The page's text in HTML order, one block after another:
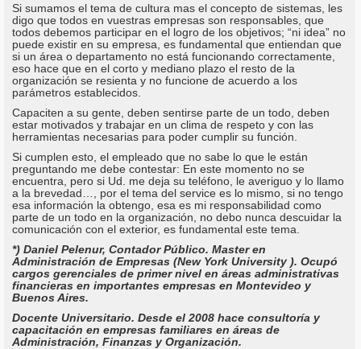
Si sumamos el tema de cultura mas el concepto de sistemas, les
digo que todos en vuestras empresas son responsables, que
todos debemos participar en el logro de los objetivos; “ni idea” no
puede existir en su empresa, es fundamental que entiendan que
si un área o departamento no está funcionando correctamente,
eso hace que en el corto y mediano plazo el resto de la
organización se resienta y no funcione de acuerdo a los
parámetros establecidos.
Capaciten a su gente, deben sentirse parte de un todo, deben
estar motivados y trabajar en un clima de respeto y con las
herramientas necesarias para poder cumplir su función.
Si cumplen esto, el empleado que no sabe lo que le están
preguntando me debe contestar: En este momento no se
encuentra, pero si Ud. me deja su teléfono, le averiguo y lo llamo
a la brevedad…, por el tema del service es lo mismo, si no tengo
esa información la obtengo, esa es mi responsabilidad como
parte de un todo en la organización, no debo nunca descuidar la
comunicación con el exterior, es fundamental este tema.
*) Daniel Pelenur, Contador Público. Master en
Administración de Empresas (New York University ). Ocupó
cargos gerenciales de primer nivel en áreas administrativas
financieras en importantes empresas en Montevideo y
Buenos Aires.
Docente Universitario. Desde el 2008 hace consultoría y
capacitación en empresas familiares en áreas de
Administración, Finanzas y Organización.